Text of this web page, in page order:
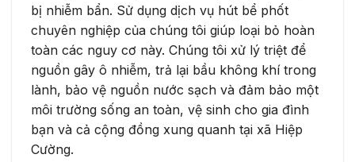
bị nhiễm bẩn. Sử dụng dịch vụ hút bể phốt
chuyên nghiệp của chúng tôi giúp loại bỏ hoàn
toàn các nguy cơ này. Chúng tôi xử lý triệt để
nguồn gây ô nhiễm, trả lại bầu không khí trong
lành, bảo vệ nguồn nước sạch và đảm bảo một
môi trường sống an toàn, vệ sinh cho gia đình
bạn và cả cộng đồng xung quanh tại xã Hiệp
Cường.